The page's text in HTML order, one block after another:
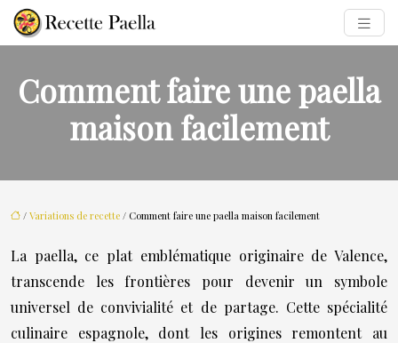
Comment faire une paella
maison facilement
/ Variations de recette / Comment faire une paella maison facilement
La paella, ce plat emblématique originaire de Valence,
transcende les frontières pour devenir un symbole
universel de convivialité et de partage. Cette spécialité
culinaire espagnole, dont les origines remontent au